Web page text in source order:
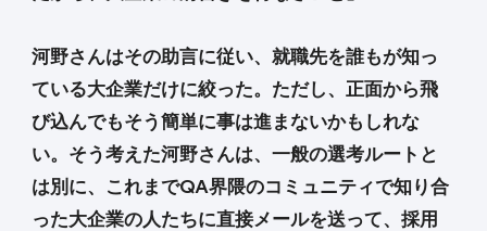
河野さんはその助言に従い、就職先を誰もが知っ
ている大企業だけに絞った。ただし、正面から飛
び込んでもそう簡単に事は進まないかもしれな
い。そう考えた河野さんは、一般の選考ルートと
は別に、これまでQA界隈のコミュニティで知り合
った大企業の人たちに直接メールを送って、採用